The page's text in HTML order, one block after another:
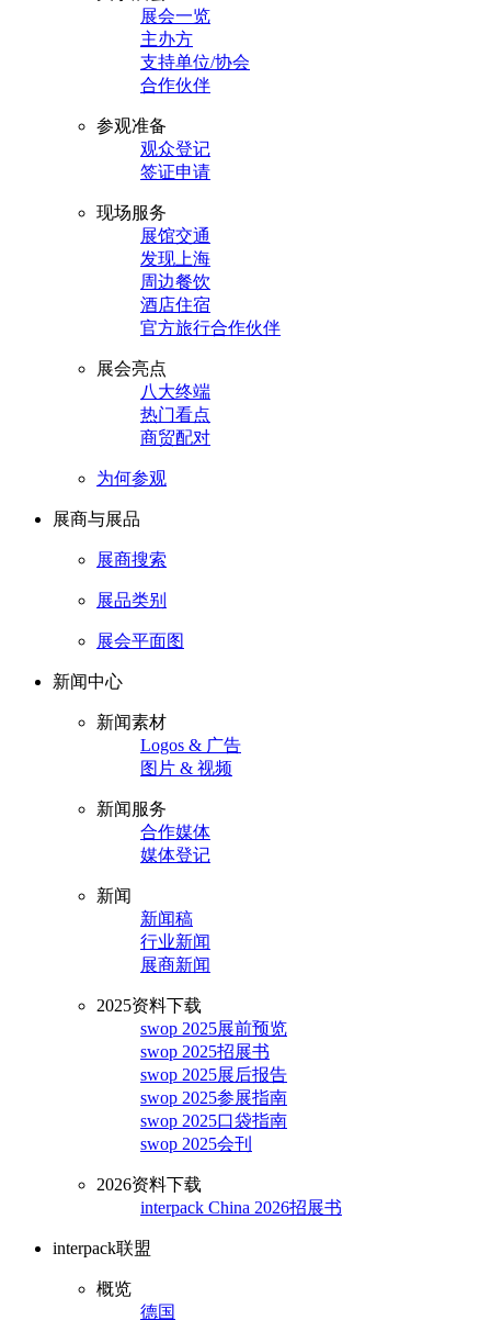
展会一览
主办方
支持单位/协会
合作伙伴
参观准备
观众登记
签证申请
现场服务
展馆交通
发现上海
周边餐饮
酒店住宿
官方旅行合作伙伴
展会亮点
八大终端
热门看点
商贸配对
为何参观
展商与展品
展商搜索
展品类别
展会平面图
新闻中心
新闻素材
Logos & 广告
图片 & 视频
新闻服务
合作媒体
媒体登记
新闻
新闻稿
行业新闻
展商新闻
2025资料下载
swop 2025展前预览
swop 2025招展书
swop 2025展后报告
swop 2025参展指南
swop 2025口袋指南
swop 2025会刊
2026资料下载
interpack China 2026招展书
interpack联盟
概览
德国